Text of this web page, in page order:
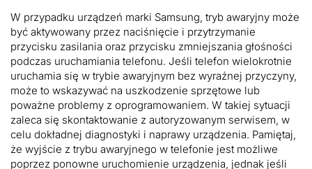
W przypadku urządzeń marki Samsung, tryb awaryjny może
być aktywowany przez naciśnięcie i przytrzymanie
przycisku zasilania oraz przycisku zmniejszania głośności
podczas uruchamiania telefonu. Jeśli telefon wielokrotnie
uruchamia się w trybie awaryjnym bez wyraźnej przyczyny,
może to wskazywać na uszkodzenie sprzętowe lub
poważne problemy z oprogramowaniem. W takiej sytuacji
zaleca się skontaktowanie z autoryzowanym serwisem, w
celu dokładnej diagnostyki i naprawy urządzenia. Pamiętaj,
że wyjście z trybu awaryjnego w telefonie jest możliwe
poprzez ponowne uruchomienie urządzenia, jednak jeśli